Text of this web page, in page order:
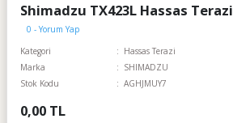
Shimadzu TX423L Hassas Terazi
0 - Yorum Yap
Kategori
Hassas Terazi
Marka
SHIMADZU
Stok Kodu
AGHJMUY7
0,00 TL